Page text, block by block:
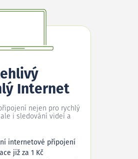
Internet
nejen pro rychlý
i sledování videí a
internetové připojení
již za 1 Kč